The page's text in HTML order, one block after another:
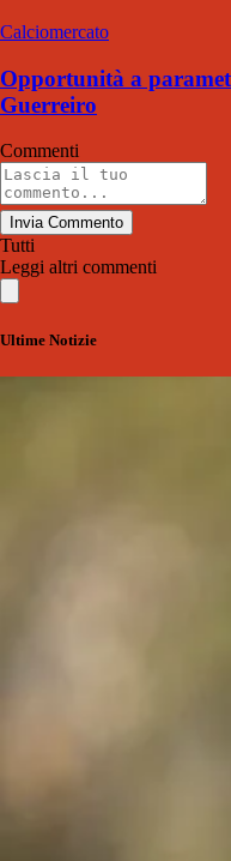
Calciomercato
Opportunità a
Guerreiro
Commenti
Invia Commento
Tutti
Leggi altri commenti
Ultime Notizie